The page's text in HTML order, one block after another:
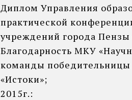
Диплом Управления
практической
учреждений города
Благодарность МКУ
команды победительницы
«Истоки»;
2015г.: